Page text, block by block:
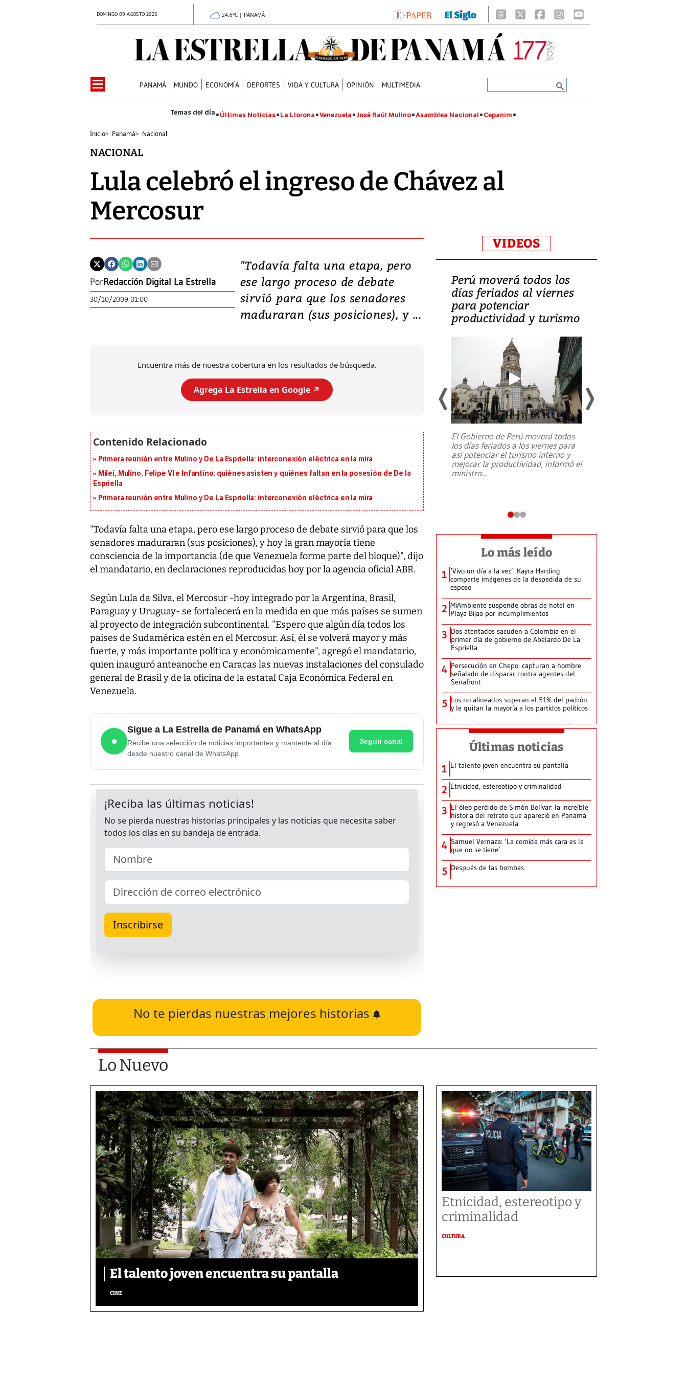
DOMINGO 09 AGOSTO 2026 24.6°C | PANAMÁ
PANAMÁ MUNDO ECONOMÍA DEPORTES VIDA Y CULTURA OPINIÓN MULTIMEDIA
Últimas Noticias La Llorona Venezuela José Raúl Mulino Asamblea Nacional Cepanim
Inicio> Panamá> Nacional
NACIONAL
Lula celebró el ingreso de Chávez al
Mercosur
PorRedacción Digital La Estrella
30/10/2009 01:00
"Todavía falta una etapa, pero
ese largo proceso de debate
sirvió para que los senadores
maduraran (sus posiciones), y ...
Encuentra más de nuestra cobertura en los resultados de búsqueda.
Agrega La Estrella en Google ↗️
Primera reunión entre Mulino y De La Espriella: interconexión eléctrica en la mira
Milei, Mulino, Felipe VI e Infantino: quiénes asisten y quiénes faltan en la posesión de De la
Espriella
Primera reunión entre Mulino y De La Espriella: interconexión eléctrica en la mira
"Todavía falta una etapa, pero ese largo proceso de debate sirvió para que los
senadores maduraran (sus posiciones), y hoy la gran mayoría tiene
consciencia de la importancia (de que Venezuela forme parte del bloque)", dijo
el mandatario, en declaraciones reproducidas hoy por la agencia oficial ABR.
Según Lula da Silva, el Mercosur -hoy integrado por la Argentina, Brasil,
Paraguay y Uruguay- se fortalecerá en la medida en que más países se sumen
al proyecto de integración subcontinental. "Espero que algún día todos los
países de Sudamérica estén en el Mercosur. Así, él se volverá mayor y más
fuerte, y más importante política y económicamente", agregó el mandatario,
quien inauguró anteanoche en Caracas las nuevas instalaciones del consulado
general de Brasil y de la oficina de la estatal Caja Económica Federal en
Venezuela.
●
Sigue a La Estrella de Panamá en WhatsApp
Recibe una selección de noticias importantes y mantente al día
desde nuestro canal de WhatsApp.
Seguir canal
No te pierdas nuestras mejores historias
VIDEOS
Video: Lula lanza su
candidatura con
promesas de inversión
en defensa, educación y
referencias hacia sus adversarios, el
presidente de Brasil, Luiz Inácio Lula
da Silva, oficializó este domingo su
Perú moverá todos los
días feriados al viernes
para potenciar
productividad y turismo
El Gobierno de Perú moverá todos
los días feriados a los viernes para
así potenciar el turismo interno y
mejorar la productividad, informó el
ministro...
Lo más leído
1 ‘Vivo un día a la vez’: Kayra Harding
comparte imágenes de la despedida de su
esposo
2 MiAmbiente suspende obras de hotel en
Playa Bijao por incumplimientos
3 Dos atentados sacuden a Colombia en el
primer día de gobierno de Abelardo De La
Espriella
4 Persecución en Chepo: capturan a hombre
señalado de disparar contra agentes del
Senafront
5 Los no alineados superan el 51% del padrón
y le quitan la mayoría a los partidos políticos
Últimas noticias
1 El talento joven encuentra su pantalla​
2 Etnicidad, estereotipo y criminalidad
3 El óleo perdido de Simón Bolívar: la increíble
historia del retrato que apareció en Panamá
y regresó a Venezuela
4 Samuel Vernaza: ‘La comida más cara es la
que no se tiene’
5 Después de las bombas
Lo Nuevo
El talento joven encuentra su pantalla​
CINE
Etnicidad, estereotipo y
criminalidad
CULTURA